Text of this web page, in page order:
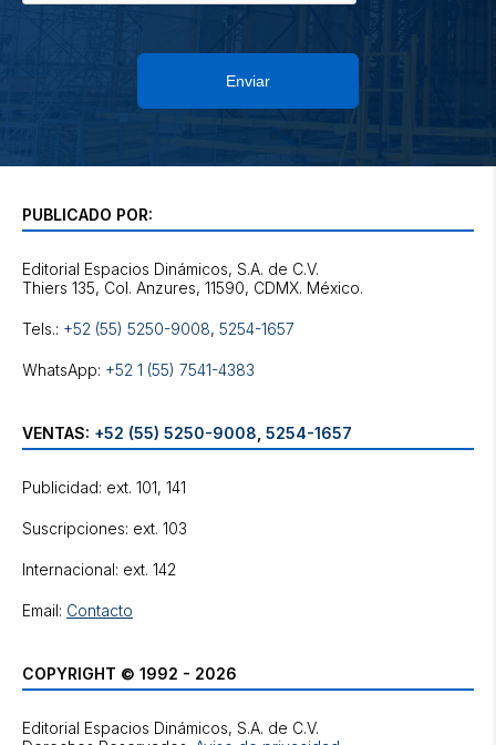
Enviar
PUBLICADO POR:
Editorial Espacios Dinámicos, S.A. de C.V.
Tels.: +52 (55) 5250-9008, 5254-1657
WhatsApp: +52 1 (55) 7541-4383
VENTAS: +52 (55) 5250-9008 5254-1657
Publicidad: ext. 101, 141
Suscripciones: ext. 103
Internacional: ext. 142
Email: Contacto
COPYRIGHT © 1992 - 2026
Editorial Espacios Dinámicos, S.A. de C.V.